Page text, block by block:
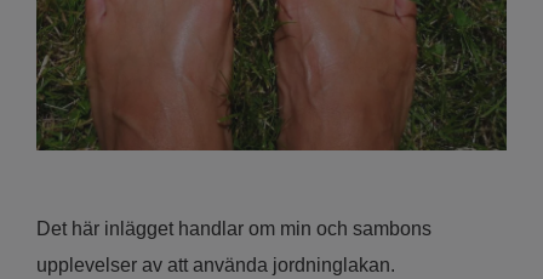
Det här inlägget handlar om min och sambons
upplevelser av att använda jordninglakan.